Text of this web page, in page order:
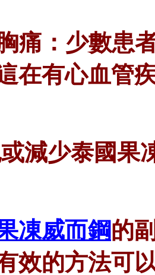
痛：少數患
在有心血管
減少泰國果
凍威而鋼的
效的方法可